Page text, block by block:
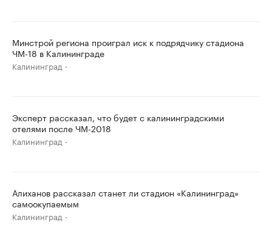
Минстрой региона проиграл иск к подрядчику стадиона
ЧМ-18 в Калининграде
Калининград
Эксперт рассказал, что будет с калининградскими
отелями после ЧМ-2018
Калининград
Алиханов рассказал станет ли стадион «Калининград»
самоокупаемым
Калининград